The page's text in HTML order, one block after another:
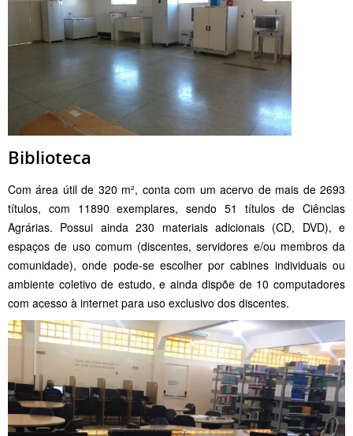
Biblioteca
Com área útil de 320 m², conta com um acervo de mais de 2693
títulos, com 11890 exemplares, sendo 51 títulos de Ciências
Agrárias. Possui ainda 230 materiais adicionais (CD, DVD), e
espaços de uso comum (discentes, servidores e/ou membros da
comunidade), onde pode-se escolher por cabines individuais ou
ambiente coletivo de estudo, e ainda dispõe de 10 computadores
com acesso à internet para uso exclusivo dos discentes.